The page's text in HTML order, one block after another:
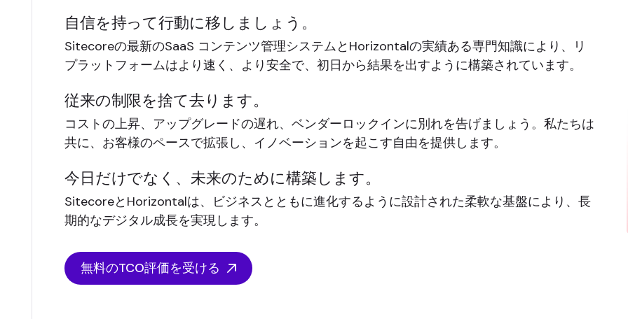
自信を持って行動に移しましょう。
Sitecoreの最新のSaaS コンテンツ管理システムとHorizontalの実績ある専門知識により、リ
プラットフォームはより速く、より安全で、初日から結果を出すように構築されています。
従来の制限を捨て去ります。
コストの上昇、アップグレードの遅れ、ベンダーロックインに別れを告げましょう。私たちは
共に、お客様のペースで拡張し、イノベーションを起こす自由を提供します。
今日だけでなく、未来のために構築します。
SitecoreとHorizontalは、ビジネスとともに進化するように設計された柔軟な基盤により、長
期的なデジタル成長を実現します。
無料のTCO評価を受ける